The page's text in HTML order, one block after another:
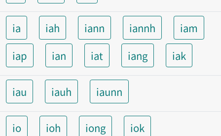
ia iah iann iannh
iam
iap
ian iat iang iak
iau iauh iaunn
io ioh iong iok